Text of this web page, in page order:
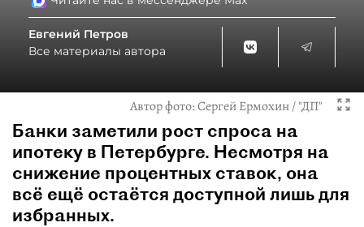
Евгений Петров
Все материалы автора
Автор фото:Сергей Ермохин / "ДП"
Банки заметили рост спроса на
ипотеку в Петербурге. Несмотря на
снижение процентных ставок, она
всё ещё остаётся доступной лишь для
избранных.